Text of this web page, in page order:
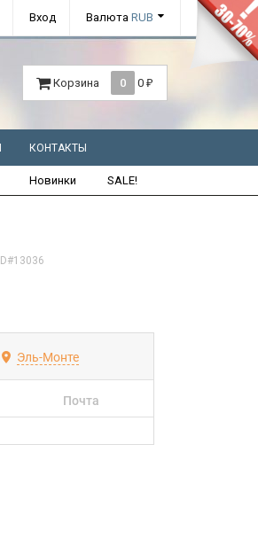
Вход Валюта RUB
Корзина 0 0 ₽
КОНТАКТЫ
Новинки SALE!
ID#13036
Эль-Монте
Почта